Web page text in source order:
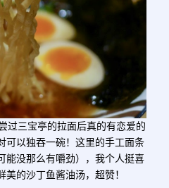
过三宝亭的拉面后真的有恋爱的
可以独吞一碗！这里的手工面条
能没那么有嚼劲），我个人挺喜
的沙丁鱼酱油汤，超赞！